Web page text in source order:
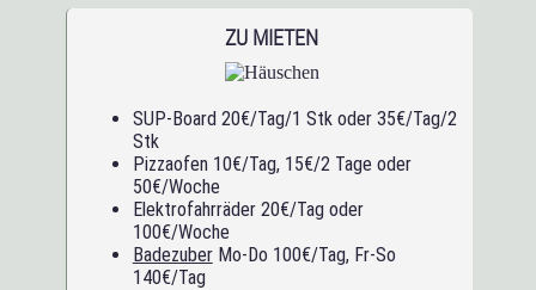
ZU MIETEN
SUP-Board 20€/Tag/1 Stk oder 35€/Tag/2
Stk
Pizzaofen 10€/Tag, 15€/2 Tage oder
50€/Woche
Elektrofahrräder 20€/Tag oder
100€/Woche
BadezuberMo-Do 100€/Tag, Fr-So
140€/Tag